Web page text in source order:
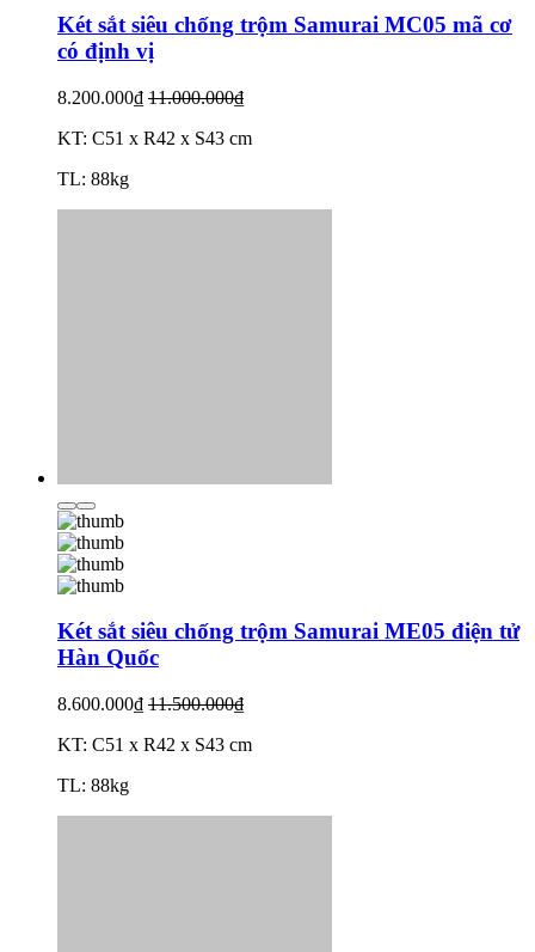
Két sắt siêu chống trộm Samurai MC05 mã cơ
có định vị
8.200.000₫ 11.000.000₫
KT: C51 x R42 x S43 cm
TL: 88kg
Két sắt siêu chống trộm Samurai ME05 điện tử
Hàn Quốc
8.600.000₫ 11.500.000₫
KT: C51 x R42 x S43 cm
TL: 88kg